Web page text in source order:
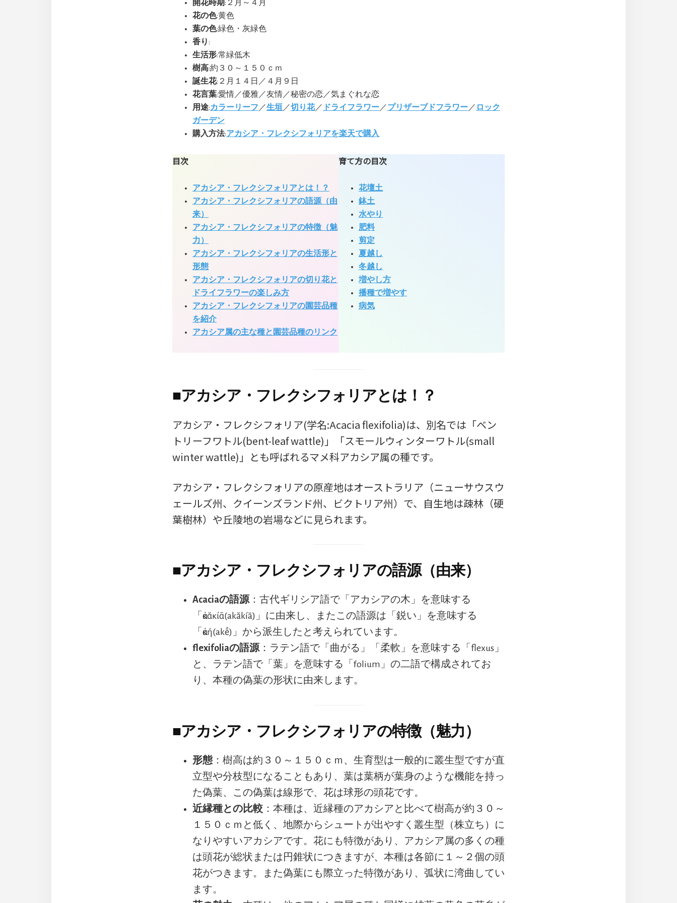
開花時期:２月～４月
花の色:黄色
葉の色:緑色・灰緑色
香り :
生活形:常緑低木
樹高:約３０～１５０ｃｍ
誕生花:２月１４日／４月９日
花言葉:愛情／優雅／友情／秘密の恋／気まぐれな恋
用途:カラーリーフ ／生垣 ／切り花／ ドライフラワー ／プリザーブドフラワー ／ ロック
ガーデン
購入方法:アカシア・フレクシフォリアを楽天で購入
目次
アカシア・フレクシフォリアとは！？
アカシア・フレクシフォリアの語源（由
来）
アカシア・フレクシフォリアの特徴（魅
力）
アカシア・フレクシフォリアの生活形と
形態
アカシア・フレクシフォリアの切り花と
ドライフラワーの楽しみ方
アカシア・フレクシフォリアの園芸品種
を紹介
アカシア属の主な種と園芸品種のリンク
育て方の目次
花壇土
鉢土
水やり
肥料
剪定
夏越し
冬越し
増やし方
播種で増やす
病気
■アカシア・フレクシフォリアとは！？
アカシア・フレクシフォリア(学名:Acacia flexifolia)は、別名では「ベン
トリーフワトル(bent-leaf wattle)」「スモールウィンターワトル(small
winter wattle)」とも呼ばれるマメ科アカシア属の種です。
アカシア・フレクシフォリアの原産地はオーストラリア（ニューサウスウ
ェールズ州、クイーンズランド州、ビクトリア州）で、自生地は疎林（硬
葉樹林）や丘陵地の岩場などに見られます。
■アカシア・フレクシフォリアの語源（由来）
Acaciaの語源 ：古代ギリシア語で「アカシアの木」を意味する
「ἀκᾰκίᾱ(akăkíā)」に由来し、またこの語源は「鋭い」を意味する
「ἀκή(akḗ)」から派生したと考えられています。
flexifoliaの語源 ：ラテン語で「曲がる」「柔軟」を意味する「flexus」
と、ラテン語で「葉」を意味する「folium」の二語で構成されてお
り、本種の偽葉の形状に由来します。
■アカシア・フレクシフォリアの特徴（魅力）
形態 ：樹高は約３０～１５０ｃｍ、生育型は一般的に叢生型ですが直
立型や分枝型になることもあり、葉は葉柄が葉身のような機能を持っ
た偽葉、この偽葉は線形で、花は球形の頭花です。
近縁種との比較 ：本種は、近縁種のアカシアと比べて樹高が約３０～
１５０ｃｍと低く、地際からシュートが出やすく叢生型（株立ち）に
なりやすいアカシアです。花にも特徴があり、アカシア属の多くの種
は頭花が総状または円錐状につきますが、本種は各節に１～２個の頭
花がつきます。また偽葉にも際立った特徴があり、弧状に湾曲してい
ます。